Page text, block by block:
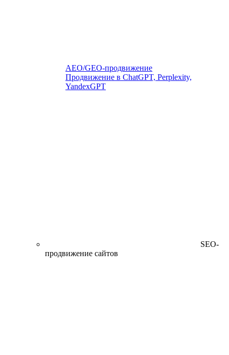
AEO/GEO-продвижение
Продвижение в ChatGPT, Perplexity,
YandexGPT
SEO-
продвижение сайтов